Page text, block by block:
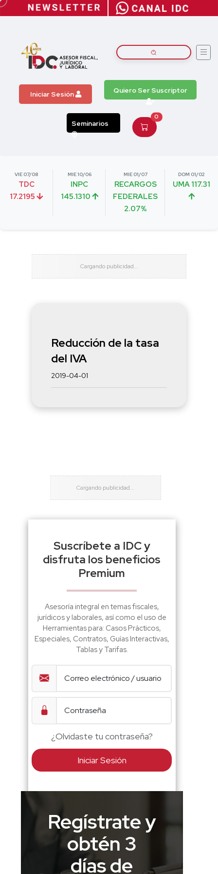
Iniciar Sesión Quiero Ser Suscriptor
Seminarios
0
VIE 07/08
TDC
17.2195
MIE 10/06
INPC
145.1310
MIE 01/07
RECARGOS
FEDERALES
2.07%
DOM 01/02
UMA 117.31
Reducción de la tasa
del IVA
2019-04-01
Suscríbete a IDC y
disfruta los beneficios
Premium
Asesoría integral en temas fiscales,
jurídicos y laborales, así como el uso de
Herramientas para: Casos Prácticos,
Especiales, Contratos, Guías Interactivas,
Tablas y Tarifas.
¿Olvidaste tu contraseña?
Iniciar Sesión
Regístrate y
obtén 3
días de